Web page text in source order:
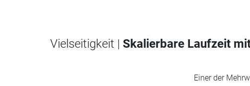
Vielseitigkeit | Skalierbare Laufzeit
Einer der